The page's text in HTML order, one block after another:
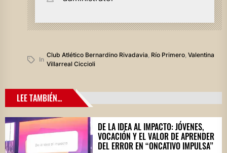
In
Club Atlético Bernardino Rivadavia, Río Primero, Valentina
Villarreal Ciccioli
LEE TAMBIÉN...
DE LA IDEA AL IMPACTO: JÓVENES,
VOCACIÓN Y EL VALOR DE APRENDER
DEL ERROR EN “ONCATIVO IMPULSA”